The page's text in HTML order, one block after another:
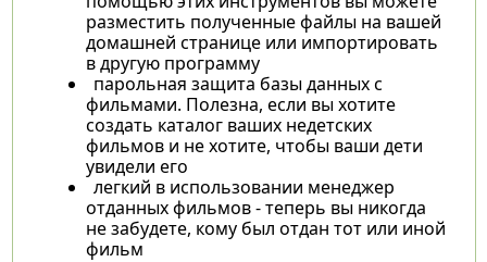
разместить полученные файлы на вашей
домашней странице или импортировать
в другую программу
парольная защита базы данных с
фильмами. Полезна, если вы хотите
создать каталог ваших недетских
фильмов и не хотите, чтобы ваши дети
увидели его
легкий в использовании менеджер
отданных фильмов - теперь вы никогда
не забудете, кому был отдан тот или иной
фильм